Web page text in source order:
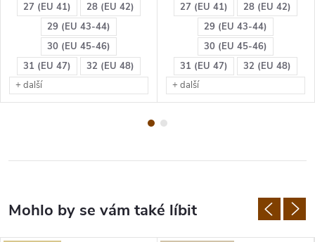
27 (EU 41)
28 (EU 42)
29 (EU 43-44)
30 (EU 45-46)
31 (EU 47)
32 (EU 48)
+ další
27 (EU 41)
28 (EU 42)
29 (EU 43-44)
30 (EU 45-46)
31 (EU 47)
32 (EU 48)
+ další